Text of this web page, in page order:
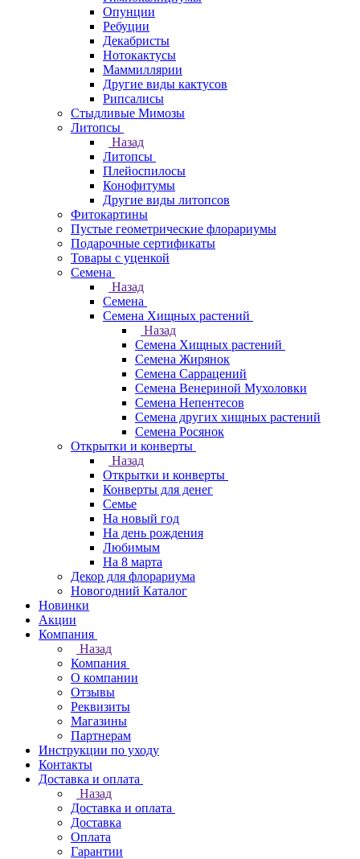
Опунции
Ребуции
Декабристы
Нотокактусы
Маммиллярии
Другие виды кактусов
Рипсалисы
Стыдливые Мимозы
Литопсы
Назад
Литопсы
Плейоспилосы
Конофитумы
Другие виды литопсов
Фитокартины
Пустые геометрические флорариумы
Подарочные сертификаты
Товары с уценкой
Семена
Назад
Семена
Семена Хищных растений
Назад
Семена Хищных растений
Семена Жирянок
Семена Саррацений
Семена Венериной Мухоловки
Семена Непентесов
Семена других хищных растений
Семена Росянок
Открытки и конверты
Назад
Открытки и конверты
Конверты для денег
Семье
На новый год
На день рождения
Любимым
На 8 марта
Декор для флорариума
Новогодний Каталог
Новинки
Акции
Компания
Назад
Компания
О компании
Отзывы
Реквизиты
Магазины
Партнерам
Инструкции по уходу
Контакты
Доставка и оплата
Назад
Доставка и оплата
Доставка
Оплата
Гарантии